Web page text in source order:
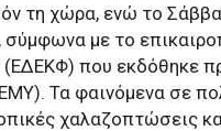
τη χώρα, ενώ το
σύμφωνα με το
(ΕΔΕΚΦ) που εκδόθηκε
Τα φαινόμενα σε
χαλαζοπτώσεις